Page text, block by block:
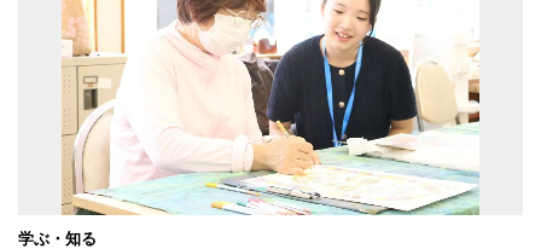
学ぶ・知る